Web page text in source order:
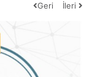
Geri İleri